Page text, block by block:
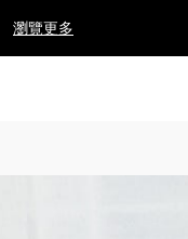
瀏覽更多